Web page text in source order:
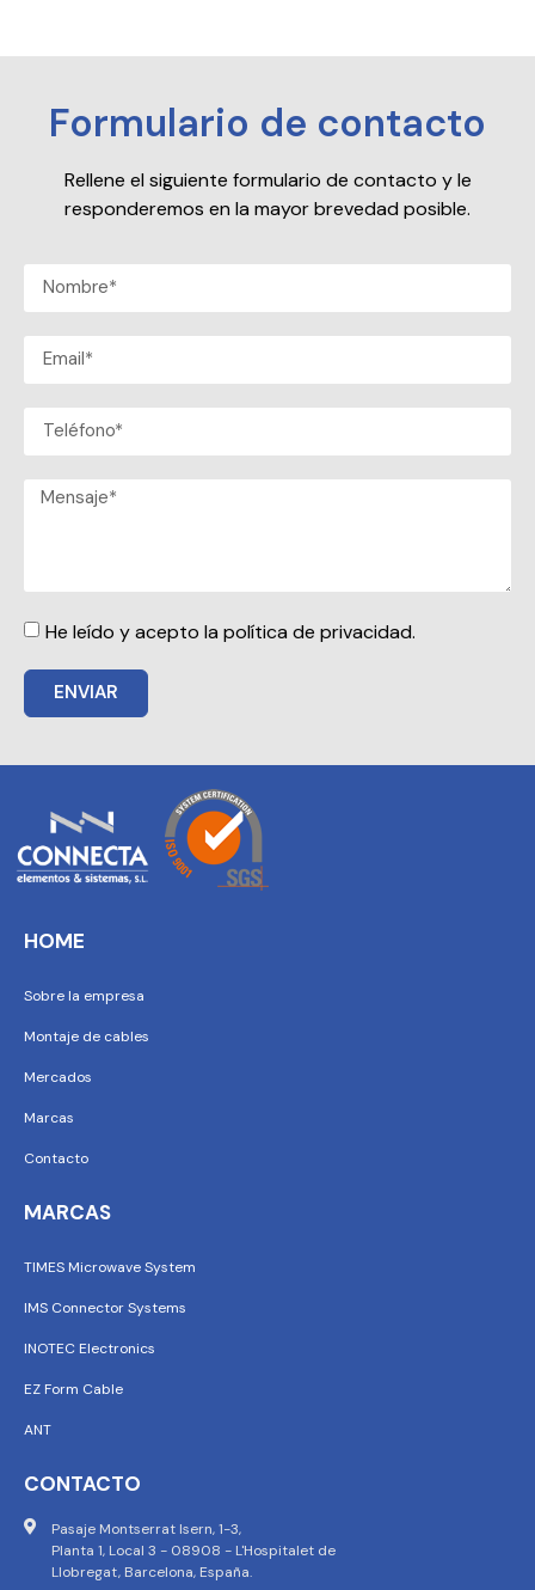
Formulario de contacto
Rellene el siguiente formulario de contacto y le
responderemos en la mayor brevedad posible.
He leído y acepto la política de privacidad.
ENVIAR
HOME
Sobre la empresa
Montaje de cables
Mercados
Marcas
Contacto
MARCAS
TIMES Microwave System
IMS Connector Systems
INOTEC Electronics
EZ Form Cable
ANT
CONTACTO
Pasaje Montserrat Isern, 1-3,
Planta 1, Local 3 - 08908 - L'Hospitalet de
Llobregat, Barcelona, España.